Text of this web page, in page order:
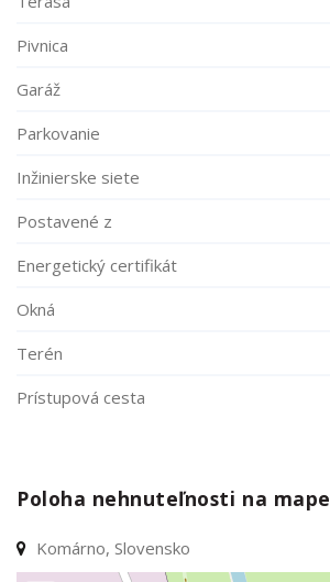
Pivnica
Garáž
Parkovanie
Inžinierske siete
Postavené z
Energetický certifikát
Okná
Terén
Prístupová cesta
Poloha nehnuteľnosti na mape
Komárno, Slovensko